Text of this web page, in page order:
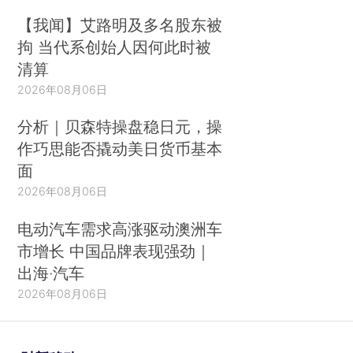
【我闻】艾路明及多名股东被
拘 当代系创始人因何此时被
清算
2026年08月06日
分析｜贝森特操盘稳日元，操
作巧思能否撬动美日货币基本
面
2026年08月06日
电动汽车需求高涨驱动澳洲车
市增长 中国品牌表现强劲｜
出海·汽车
2026年08月06日